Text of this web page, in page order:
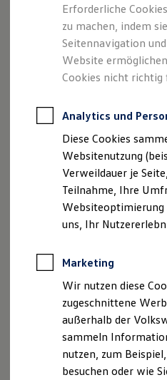
Leasing
Leasing-
Junge
Elektroauto
Kleinwagen-
Leasing ohne
Autokredit mit
Versicherungen und
Kfz-
Garantien
Wartungsverträge
Geschäftskunden
Professional
Großkunden
Behörden
Anpfiff zum Gewinn
Elektroautos
ID. Tutorials
Reichweite
Reichweite der
Reichweite im
großartig.
Probefahrt
Erforderliche
zu machen, indem
Seitennavigation
Website
Cookies nicht
Analytics und
Diese Cookies
Websitenutzung
Verweildauer je
Teilnahme, Ihre
uns, Ihr
Marketing
Wir nutzen diese
zugeschnittene
außerhalb der
sammeln
nutzen, zum
besuchen oder wie